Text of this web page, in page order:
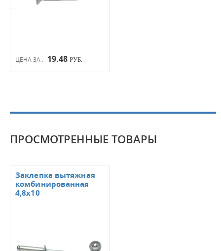
ЦЕНА ЗА : 19.48 РУБ.
ПРОСМОТРЕННЫЕ ТОВАРЫ
Заклепка вытяжная
комбинированная
4,8х10